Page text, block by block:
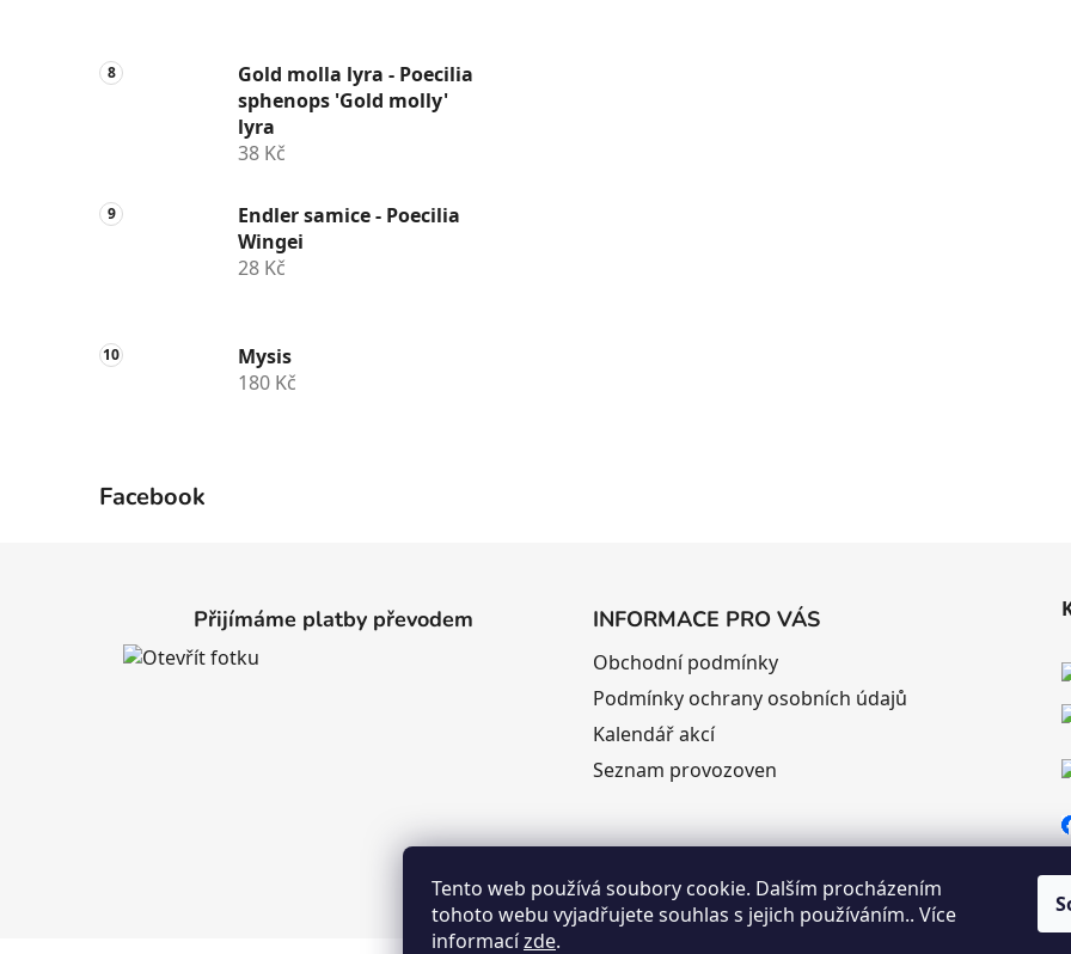
Tento web používá soubory cookie. Dalším procházením
tohoto webu vyjadřujete souhlas s jejich používáním.. Více
informacízde.
Gold molla lyra - Poecilia
sphenops 'Gold molly'
lyra
38 Kč
Endler samice - Poecilia
Wingei
28 Kč
Mysis
180 Kč
Facebook
Přijímáme platby převodem INFORMACE PRO VÁS
Obchodní podmínky
Podmínky ochrany osobních údajů
Kalendář akcí
Seznam provozoven